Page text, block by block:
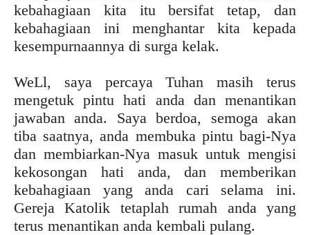
kebahagiaan kita itu bersifat tetap, dan
kebahagiaan ini menghantar kita kepada
kesempurnaannya di surga kelak.
WeLl, saya percaya Tuhan masih terus
mengetuk pintu hati anda dan menantikan
jawaban anda. Saya berdoa, semoga akan
tiba saatnya, anda membuka pintu bagi-Nya
dan membiarkan-Nya masuk untuk mengisi
kekosongan hati anda, dan memberikan
kebahagiaan yang anda cari selama ini.
Gereja Katolik tetaplah rumah anda yang
terus menantikan anda kembali pulang.